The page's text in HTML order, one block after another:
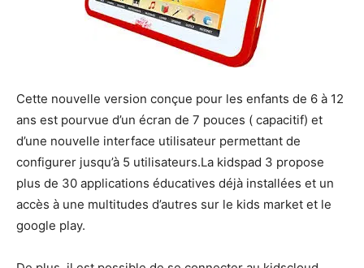
Cette nouvelle version conçue pour les enfants de 6 à 12
ans est pourvue d’un écran de 7 pouces ( capacitif) et
d’une nouvelle interface utilisateur permettant de
configurer jusqu’à 5 utilisateurs.La kidspad 3 propose
plus de 30 applications éducatives déjà installées et un
accès à une multitudes d’autres sur le kids market et le
google play.